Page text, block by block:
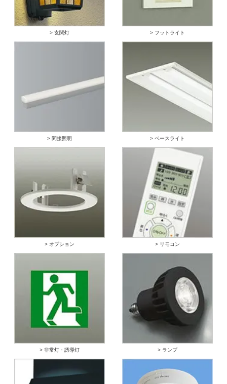
> 玄関灯 > フットライト
> 間接照明 > ベースライト
> オプション > リモコン
> 非常灯・誘導灯 > ランプ